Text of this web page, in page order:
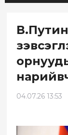
04.07.26 13:53